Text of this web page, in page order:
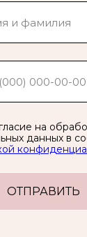
на
данных в
ОТПРАВИТЬ